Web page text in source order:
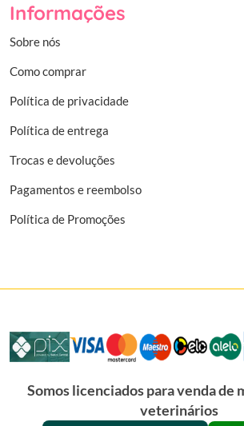
Informações
Sobre nós
Como comprar
Política de privacidade
Política de entrega
Trocas e devoluções
Pagamentos e reembolso
Política de Promoções
Somos licenciados para venda de
veterinários